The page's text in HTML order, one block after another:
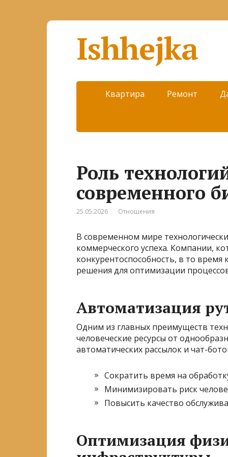
Ishhejka
Квартира Ремонт
Роль
современного
25.05.2026 Отношения
В современном мире
коммерческого успеха. Компании,
конкурентоспособность, в то
решения для оптимизации
Автоматизация
Одним из главных преимуществ
человеческие ресурсы от
автоматических рассылок и чат-
Сократить время на
Минимизировать риск
Повысить качество
Оптимизация